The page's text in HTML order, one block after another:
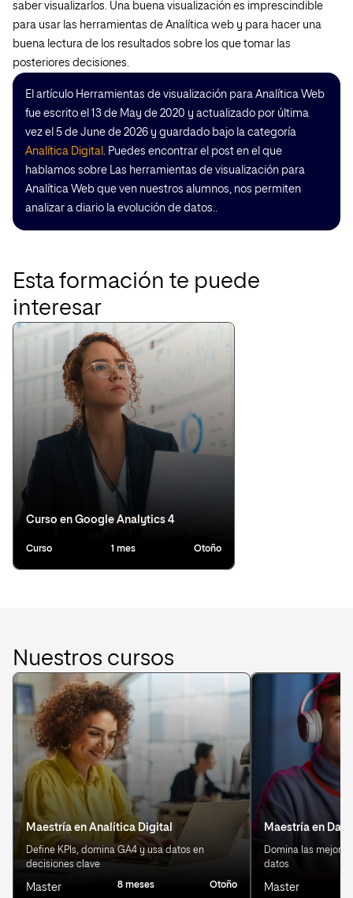
saber visualizarlos. Una buena visualización es imprescindible
para usar las herramientas de Analítica web y para hacer una
buena lectura de los resultados sobre los que tomar las
posteriores decisiones.
El artículo Herramientas de visualización para Analítica Web
fue escrito el 13 de May de 2020 y actualizado por última
vez el 5 de June de 2026 y guardado bajo la categoría
Analítica Digital . Puedes encontrar el post en el que
hablamos sobre Las herramientas de visualización para
Analítica Web que ven nuestros alumnos, nos permiten
analizar a diario la evolución de datos..
Esta formación te puede
interesar
Curso en Google Analytics 4
Curso 1 mes Otoño
Nuestros cursos
Maestría en Analítica Digital
Define KPIs, domina GA4 y usa datos en
decisiones clave
Master 8 meses Otoño
Maestría en
Domina las
datos
Master